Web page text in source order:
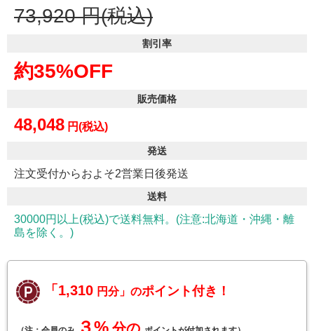
73,920 円(税込)
割引率
約35%OFF
販売価格
48,048 円(税込)
発送
注文受付からおよそ2営業日後発送
送料
30000円以上(税込)で送料無料。(注意:北海道・沖縄・離
島を除く。)
「1,310 円分」のポイント付き！
３%